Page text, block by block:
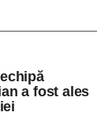
„DoReMi”,
Dansuri Săsești
a fost ales